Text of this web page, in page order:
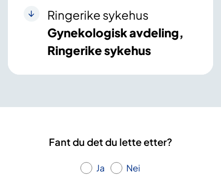
Ringerike sykehus
Gynekologisk avdeling,
Ringerike sykehus
Fant du det du lette etter?
Ja Nei